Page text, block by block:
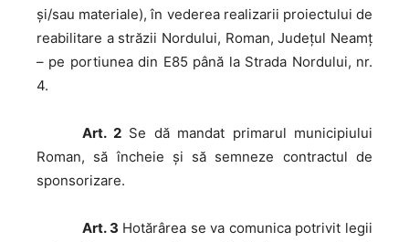
și/sau materiale), în vederea realizarii proiectului de
reabilitare a străzii Nordului, Roman, Județul Neamț
– pe portiunea din E85 până la Strada Nordului, nr.
4.
Art. 2Se dă mandat primarul municipiului
Roman, să încheie și să semneze contractul de
sponsorizare.
Art. 3 Hotărârea se va comunica potrivit legii